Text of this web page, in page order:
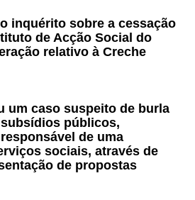
inquérito sobre a cessação
de Acção Social do
relativo à Creche
um caso suspeito de burla
públicos,
de uma
sociais, através de
de propostas